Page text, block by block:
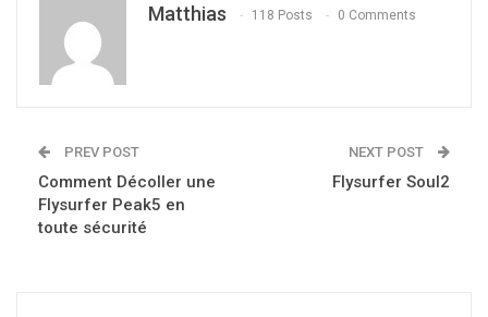
Matthias 118 Posts 0 Comments
PREV POST
Comment Décoller une
Flysurfer Peak5 en
toute sécurité
NEXT POST
Flysurfer Soul2